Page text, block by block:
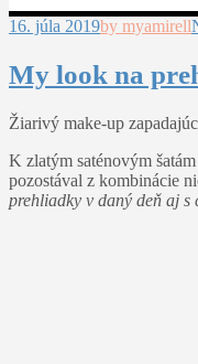
16. júla 2019by myamirell
My look na
Žiarivý make-up
K zlatým saténovým
pozostával z kombinácie
prehliadky v daný deň aj